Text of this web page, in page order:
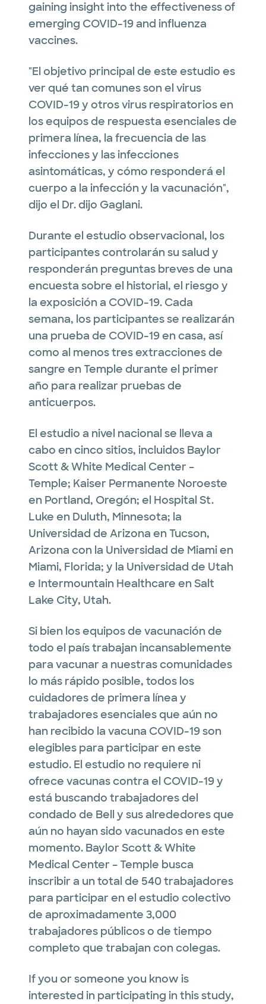
gaining insight into the effectiveness of
emerging COVID-19 and influenza
vaccines.
"El objetivo principal de este estudio es
ver qué tan comunes son el virus
COVID-19 y otros virus respiratorios en
los equipos de respuesta esenciales de
primera línea, la frecuencia de las
infecciones y las infecciones
asintomáticas, y cómo responderá el
cuerpo a la infección y la vacunación",
dijo el Dr. dijo Gaglani.
Durante el estudio observacional, los
participantes controlarán su salud y
responderán preguntas breves de una
encuesta sobre el historial, el riesgo y
la exposición a COVID-19. Cada
semana, los participantes se realizarán
una prueba de COVID-19 en casa, así
como al menos tres extracciones de
sangre en Temple durante el primer
año para realizar pruebas de
anticuerpos.
El estudio a nivel nacional se lleva a
cabo en cinco sitios, incluidos Baylor
Scott & White Medical Center –
Temple; Kaiser Permanente Noroeste
en Portland, Oregón; el Hospital St.
Luke en Duluth, Minnesota; la
Universidad de Arizona en Tucson,
Arizona con la Universidad de Miami en
Miami, Florida; y la Universidad de Utah
e Intermountain Healthcare en Salt
Lake City, Utah.
Si bien los equipos de vacunación de
todo el país trabajan incansablemente
para vacunar a nuestras comunidades
lo más rápido posible, todos los
cuidadores de primera línea y
trabajadores esenciales que aún no
han recibido la vacuna COVID-19 son
elegibles para participar en este
estudio. El estudio no requiere ni
ofrece vacunas contra el COVID-19 y
está buscando trabajadores del
condado de Bell y sus alrededores que
aún no hayan sido vacunados en este
momento. Baylor Scott & White
Medical Center – Temple busca
inscribir a un total de 540 trabajadores
para participar en el estudio colectivo
de aproximadamente 3,000
trabajadores públicos o de tiempo
completo que trabajan con colegas.
If you or someone you know is
interested in participating in this study,